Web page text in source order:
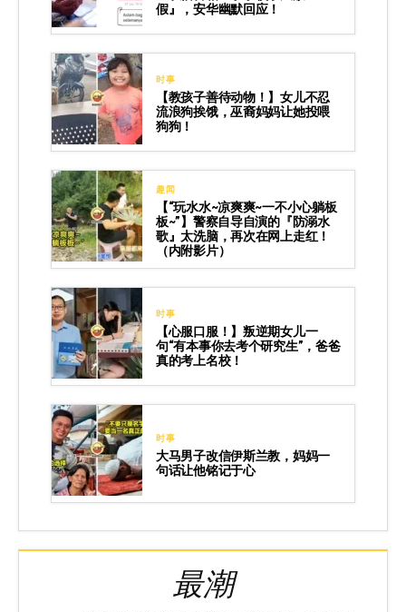
假』，安华幽默回应！
时事
【教孩子善待动物！】女儿不忍
流浪狗挨饿，巫裔妈妈让她投喂
狗狗！
趣闻
【“玩水水~凉爽爽~一不小心躺板
板~”】警察自导自演的『防溺水
歌』太洗脑，再次在网上走红！
（内附影片）
时事
【心服口服！】叛逆期女儿一
句“有本事你去考个研究生”，爸爸
真的考上名校！
时事
大马男子改信伊斯兰教，妈妈一
句话让他铭记于心
最潮